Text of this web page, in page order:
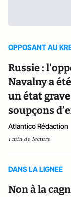
OPPOSANT AU
Russie :
Navalny a
un état
soupçons
Atlantico Rédaction
1 min de lecture
DANS LA LIGNEE
Non à la